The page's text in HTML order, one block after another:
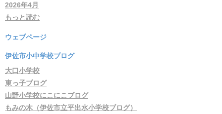
2026年4月
もっと読む
ウェブページ
伊佐市小中学校ブログ
大口小学校
東っ子ブログ
山野小学校にこにこブログ
もみの木（伊佐市立平出水小学校ブログ）